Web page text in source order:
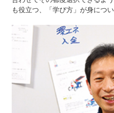
も役立つ、「学び方」が身につい